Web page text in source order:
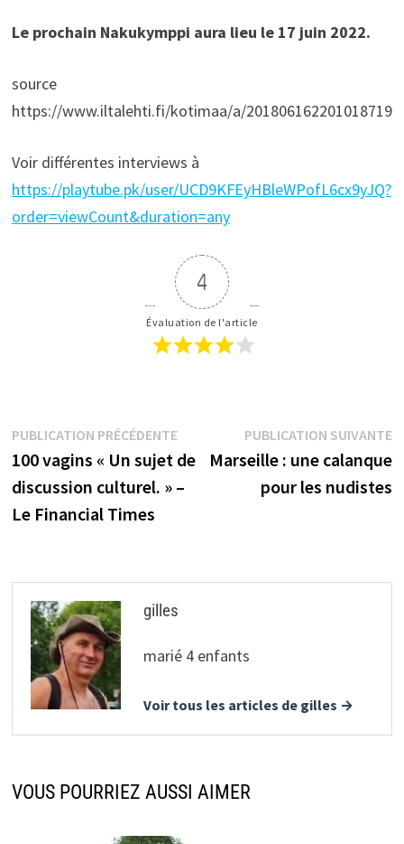
Le prochain Nakukymppi aura lieu le 17 juin 2022.
source
https://www.iltalehti.fi/kotimaa/a/201806162201018719
Voir différentes interviews à
https://playtube.pk/user/UCD9KFEyHBleWPofL6cx9yJQ?
order=viewCount&duration=any
4
Évaluation de l'article
Navigation
de
l’article
PUBLICATION PRÉCÉDENTEPublication
précédente :
100 vagins « Un sujet de
discussion culturel. » –
Le Financial Times
PUBLICATION SUIVANTE
Marseille : une calanque
pour les nudistes
gilles
marié 4 enfants
Voir tous les articles de gilles →
VOUS POURRIEZ AUSSI AIMER